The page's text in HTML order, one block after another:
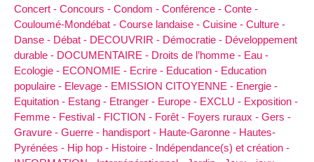
Concert - Concours - Condom - Conférence - Conte -
Couloumé-Mondébat - Course landaise - Cuisine - Culture -
Danse - Débat - DECOUVRIR - Démocratie - Développement
durable - DOCUMENTAIRE - Droits de l’homme - Eau -
Ecologie - ECONOMIE - Ecrire - Education - Education
populaire - Elevage - EMISSION CITOYENNE - Energie -
Equitation - Estang - Etranger - Europe - EXCLU - Exposition -
Femme - Festival - FICTION - Forêt - Foyers ruraux - Gers -
Gravure - Guerre - handisport - Haute-Garonne - Hautes-
Pyrénées - Hip hop - Histoire - Indépendance(s) et création -